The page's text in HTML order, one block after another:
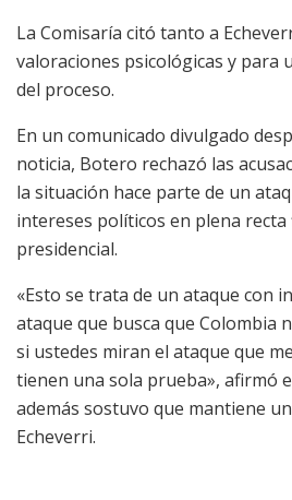
La Comisaría citó tanto a
valoraciones psicológicas y para
del proceso.
En un comunicado divulgado
noticia, Botero rechazó las
la situación hace parte de un
intereses políticos en plena recta
presidencial.
«Esto se trata de un ataque con
ataque que busca que Colombia
si ustedes miran el ataque que
tienen una sola prueba», afirmó
además sostuvo que mantiene
Echeverri.